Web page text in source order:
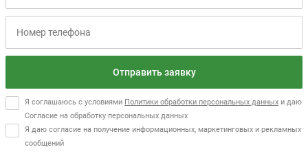
Отправить заявку
Я соглашаюсь с условиями Политики обработки персональных данных и даю
Согласие на обработку персональных данных
Я даю согласие на получение информационных, маркетинговых и рекламных
сообщений